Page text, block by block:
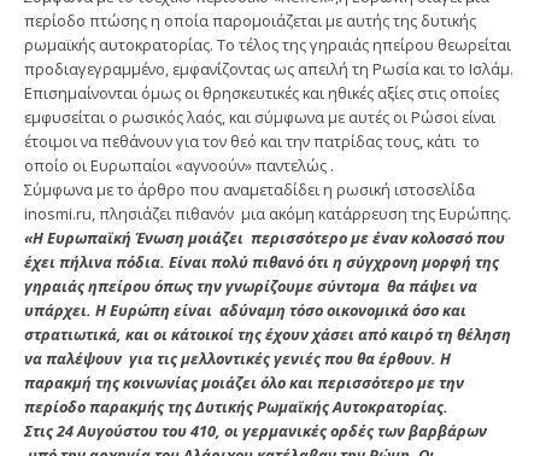
περίοδο πτώσης η οποία παρομοιάζεται με αυτής της δυτικής
ρωμαϊκής αυτοκρατορίας. Το τέλος της γηραιάς ηπείρου θεωρείται
προδιαγεγραμμένο, εμφανίζοντας ως απειλή τη Ρωσία και το Ισλάμ.
Επισημαίνονται όμως οι θρησκευτικές και ηθικές αξίες στις οποίες
εμφυσείται ο ρωσικός λαός, και σύμφωνα με αυτές οι Ρώσοι είναι
έτοιμοι να πεθάνουν για τον θεό και την πατρίδας τους, κάτι το
οποίο οι Ευρωπαίοι «αγνοούν» παντελώς .
Σύμφωνα με το άρθρο που αναμεταδίδει η ρωσική ιστοσελίδα
inosmi.ru, πλησιάζει πιθανόν μια ακόμη κατάρρευση της Ευρώπης.
«Η Ευρωπαϊκή Ένωση μοιάζει περισσότερο με έναν κολοσσό που
έχει πήλινα πόδια. Είναι πολύ πιθανό ότι η σύγχρονη μορφή της
γηραιάς ηπείρου όπως την γνωρίζουμε σύντομα θα πάψει να
υπάρχει. Η Ευρώπη είναι αδύναμη τόσο οικονομικά όσο και
στρατιωτικά, και οι κάτοικοί της έχουν χάσει από καιρό τη θέληση
να παλέψουν για τις μελλοντικές γενιές που θα έρθουν. Η
παρακμή της κοινωνίας μοιάζει όλο και περισσότερο με την
περίοδο παρακμής της Δυτικής Ρωμαϊκής Αυτοκρατορίας.
Στις 24 Αυγούστου του 410, οι γερμανικές ορδές των βαρβάρων